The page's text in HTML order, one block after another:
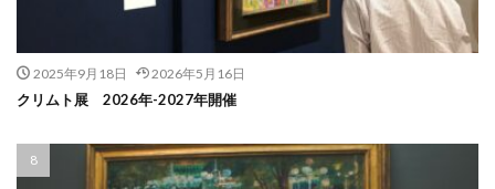
2025年9月18日 2026年5月16日
クリムト展 2026年-2027年開催